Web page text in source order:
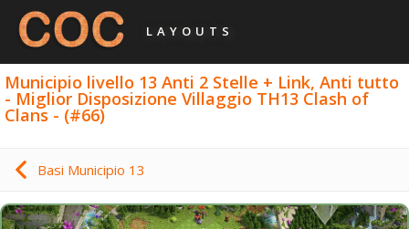
LAYOUTS
Municipio livello 13 Anti 2 Stelle + Link, Anti tutto
- Miglior Disposizione Villaggio TH13 Clash of
Clans - (#66)
Basi Municipio 13